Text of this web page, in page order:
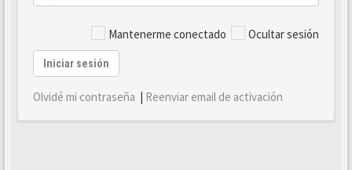
Mantenerme conectado Ocultar sesión
Iniciar sesión
Olvidé mi contraseña | Reenviar email de activación